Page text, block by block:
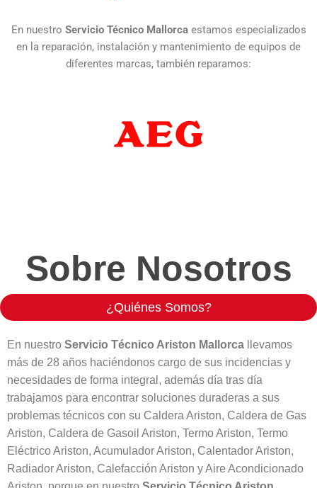
En nuestro Servicio Técnico Mallorcaestamos especializados
en la reparación, instalación y mantenimiento de equipos de
diferentes marcas, también reparamos:
Sobre Nosotros
¿Quiénes Somos?
En nuestro Servicio Técnico Ariston Mallorca
llevamos
más de 28 años haciéndonos cargo de sus incidencias y
necesidades de forma integral, además día tras día
trabajamos para encontrar soluciones duraderas a sus
problemas técnicos con su Caldera Ariston, Caldera de Gas
Ariston, Caldera de Gasoil Ariston, Termo Ariston, Termo
Eléctrico Ariston, Acumulador Ariston, Calentador Ariston,
Radiador Ariston, Calefacción Ariston y Aire Acondicionado